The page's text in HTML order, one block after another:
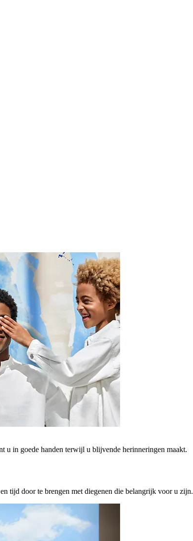
in goede handen terwijl u blijvende herinneringen maakt.
tijd door te brengen met diegenen die belangrijk voor u zijn.